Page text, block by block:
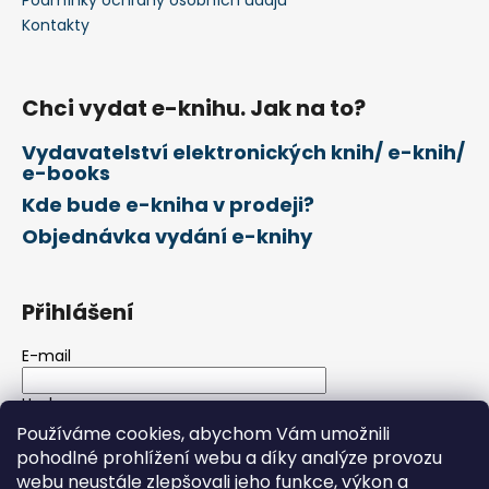
Používáme cookies, abychom Vám umožnili
pohodlné prohlížení webu a díky analýze provozu
webu neustále zlepšovali jeho funkce, výkon a
v
ý
i
u
u
m
e
Kontakty
Chci vydat e-knihu. Jak na to?
Vydavatelství elektronických knih/ e-knih/
e-books
Kde bude e-kniha v prodeji?
Objednávka vydání e-knihy
Přihlášení
E-mail
Heslo
PŘIHLÁSIT SE